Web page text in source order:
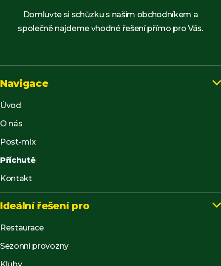
Domluvte si schůzku s našim obchodníkem a
společně najdeme vhodné řešení přímo pro Vás.
Navigace 
Úvod
O nás
Post-mix
Příchutě
Kontakt
Ideální řešení pro 
Restaurace
Sezonní provozny